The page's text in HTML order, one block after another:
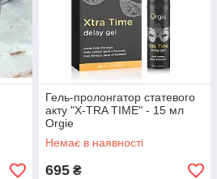
Гель-пролонгатор статевого
акту "X-TRA TIME" - 15 мл
Orgie
Немає в наявності
695 ₴